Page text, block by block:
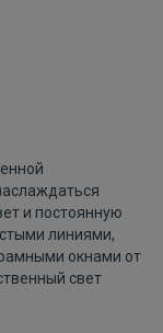
и постоянную
линиями,
окнами от
свет